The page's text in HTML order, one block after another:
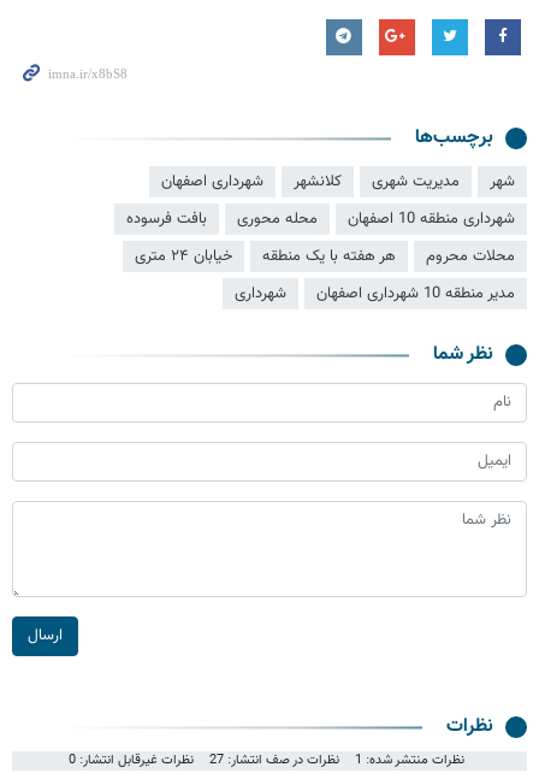
برچسب‌ها
شهر مدیریت شهری کلانشهر
شهرداری اصفهان
شهرداری منطقه 10 اصفهان
محله محوری
بافت فرسوده
محلات محروم
هر هفته با یک منطقه
خیابان ۲۴ متری
مدیر منطقه 10 شهرداری اصفهان
شهرداری
نظر شما
ارسال
نظرات
نظرات منتشر شده: 1 نظرات در صف انتشار: 27 نظرات غیرقابل انتشار: 0